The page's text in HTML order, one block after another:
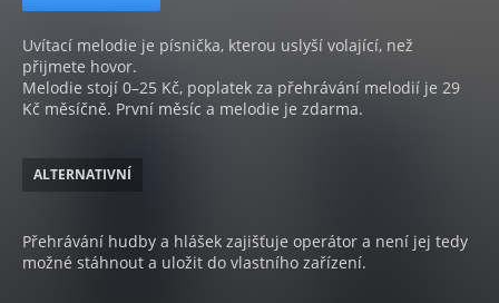
Uvítací melodie je písnička, kterou uslyší volající, než
přijmete hovor.
Melodie stojí 0–25 Kč, poplatek za přehrávání melodií je 29
Kč měsíčně. První měsíc a melodie je zdarma.
ALTERNATIVNÍ
Přehrávání hudby a hlášek zajišťuje operátor a není jej tedy
možné stáhnout a uložit do vlastního zařízení.